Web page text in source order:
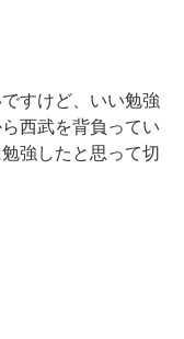
すけど、いい勉強
西武を背負ってい
強したと思って切